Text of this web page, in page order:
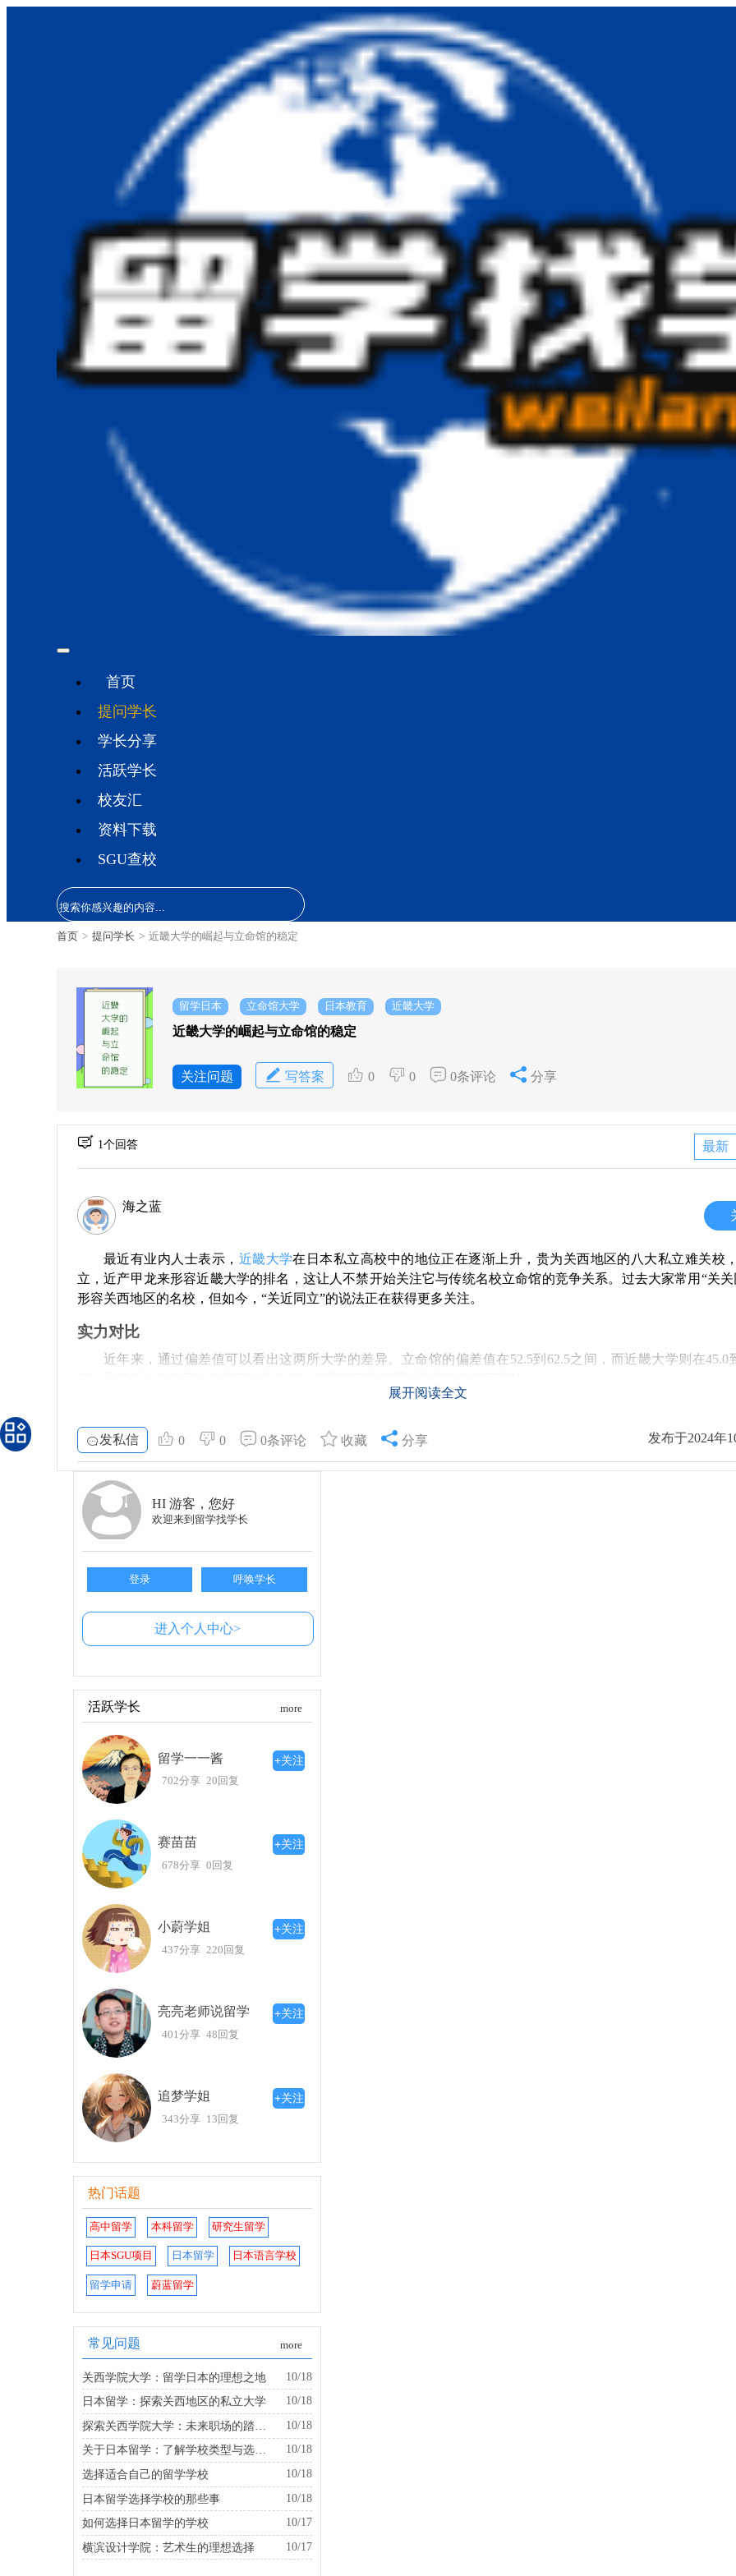
首页
提问学长
学长分享
活跃学长
校友汇
资料下载
SGU查校
首页 > 提问学长 > 近畿大学的崛起与立命馆的稳定
留学日本 立命馆大学 日本教育 近畿大学
近畿大学的崛起与立命馆的稳定
关注问题 写答案 0 0 0条评论 分享
1个回答 最新
海之蓝
最近有业内人士表示， 近畿大学在日本私立高校中的地位正在逐渐上升，贵为关西地区的八大私立难关校
立，近产甲龙来形容近畿大学的排名，这让人不禁开始关注它与传统名校立命馆的竞争关系。过去大家常用“关关
形容关西地区的名校，但如今，“关近同立”的说法正在获得更多关注。
实力对比
近年来，通过偏差值可以看出这两所大学的差异。立命馆的偏差值在52.5到62.5之间，而近畿大学则在45.0
谈到校园环境，立命馆的三个校区在地理上位置较为尴尬。以OIC校区为例，虽然算是比较方便，但草津和
的位置就比较偏远，这对上课或社交确实带来了一定的不便。其实，想要顺利通学，尤其是在这类地区，没有摩
上是难以想象的。
相较之下，近畿大学的地理位置则显得更为合理。从校园步行到最近的车站只需约十分钟，虽然也不是处于
带，但至少生活和出行都方便得多。而且，作为东大阪市的一部分，从这里到难波的交通也很便捷。
独特之处
此外，近畿大学还有自己的闪光点。比如，他们在水产方面的研究颇具特色，从人工养殖金枪鱼到其他新鲜
的入学式和特色的校内活动，这些都让他们在日本高中生心中逐渐占据了更重要的位置。
不过需要指出的是，即使近畿大学渐渐提升了自己的名气，但对于许多考虑留学的学生来说，是否要放弃立命
择近大的理由似乎仍然不够充分。立命馆依然有着强大的学术基础和品牌效应。有些同学可能会犹豫，毕竟在众
中，拒绝稳定的立命馆是否值得？
未来展望
总的来说，近畿大学的崛起无疑给了学生更多的选择。如果你注重地理位置、校园活动和特色学科，近大确实
错的选择。但如果你更看重学校的历史和声望，立命馆仍然是不容错过的目标。未来的留学选择，会让每位学生
思考和决定空间。
展开阅读全文
发私信 0 0 0条评论 收藏 分享 发布于2024年
HI 游客，您好
欢迎来到留学找学长
登录 呼唤学长
进入个人中心>
活跃学长 more
留学一一酱 +关注
702分享 20回复
赛苗苗 +关注
678分享 0回复
小蔚学姐 +关注
437分享 220回复
亮亮老师说留学 +关注
401分享 48回复
追梦学姐 +关注
343分享 13回复
热门话题
高中留学 本科留学 研究生留学
日本SGU项目 日本留学 日本语言学校
留学申请 蔚蓝留学
常见问题 more
关西学院大学：留学日本的理想之地
10/18
日本留学：探索关西地区的私立大学
10/18
10/18
关于日本留学：了解学校类型与选择的建议
10/18
选择适合自己的留学学校
10/18
日本留学选择学校的那些事
10/18
如何选择日本留学的学校
10/17
横滨设计学院：艺术生的理想选择
10/17